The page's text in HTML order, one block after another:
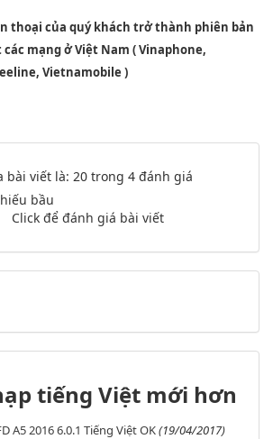
thoại của quý khách trở thành phiên bản
mạng ở Việt Nam ( Vinaphone,
Vietnamobile )
bài viết là: 20 trong 4 đánh giá
bầu
Click để đánh giá bài viết
tiếng Việt mới hơn
A5 2016 6.0.1 Tiếng Việt OK(19/04/2017)